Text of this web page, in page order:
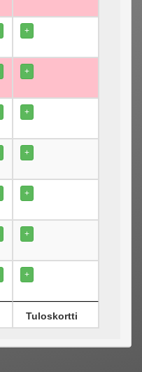
+
+
+
+
+
+
+
Tuloskortti